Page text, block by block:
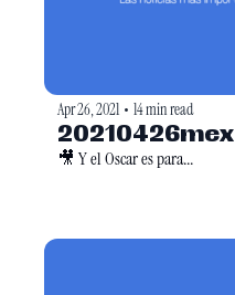
Apr 26, 2021 • 14 min read
20210426mex
🎥 Y el Oscar es para...